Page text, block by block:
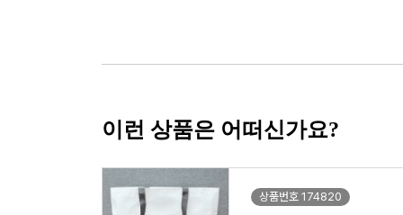
이런 상품은 어떠신가요?
상품번호 174820